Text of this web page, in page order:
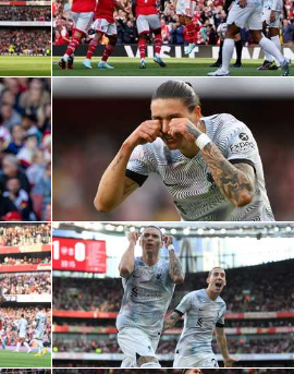
الدوري المصري
الدوري الإنجليزي الممتاز
الدوري الإسباني
الدوري الإيطالي
الدوري الألماني
الدوري الفرنسي
الدوري السعودي للمحترفين
دوري أبطال أوروبا